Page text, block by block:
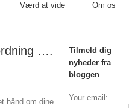
Værd at vide Om os
….
hånd om dine
Tilmeld dig
nyheder fra
bloggen
Your email: